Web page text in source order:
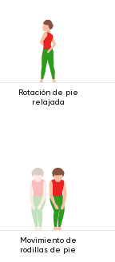
Rotación de pie
relajada
Movimiento de
rodillas de pie